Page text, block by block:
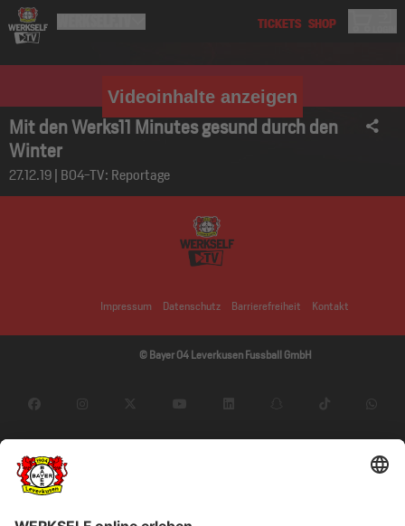
Videoinhalte anzeigen
Mit den Werks11 Minutes gesund durch den
Winter
27.12.19 | B04-TV: Reportage
Impressum Datenschutz Barrierefreiheit Kontakt
© Bayer 04 Leverkusen Fussball GmbH